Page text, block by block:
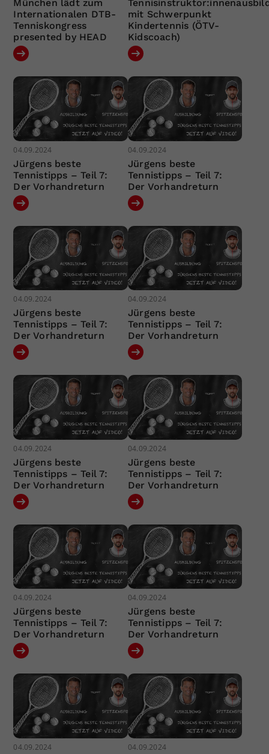
München lädt zum
Internationalen DTB-
Tenniskongress
presented by HEAD
mit Schwerpunkt
Kindertennis (ÖTV-
Kidscoach)
04.09.2024
Jürgens beste
Tennistipps – Teil 7:
Der Vorhandreturn
04.09.2024
Jürgens beste
Tennistipps – Teil 7:
Der Vorhandreturn
04.09.2024
Jürgens beste
Tennistipps – Teil 7:
Der Vorhandreturn
04.09.2024
Jürgens beste
Tennistipps – Teil 7:
Der Vorhandreturn
04.09.2024
Jürgens beste
Tennistipps – Teil 7:
Der Vorhandreturn
04.09.2024
Jürgens beste
Tennistipps – Teil 7:
Der Vorhandreturn
04.09.2024
Jürgens beste
Tennistipps – Teil 7:
Der Vorhandreturn
04.09.2024
Jürgens beste
Tennistipps – Teil 7:
Der Vorhandreturn
04.09.2024 04.09.2024